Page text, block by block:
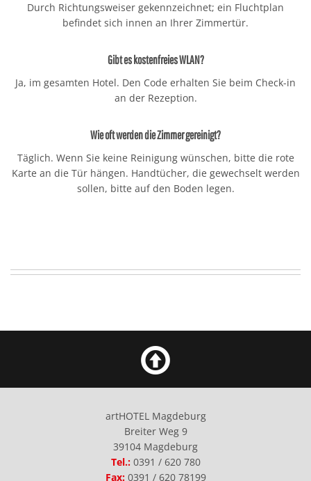
Durch Richtungsweiser gekennzeichnet; ein Fluchtplan
befindet sich innen an Ihrer Zimmertür.
Gibt es kostenfreies WLAN?
Ja, im gesamten Hotel. Den Code erhalten Sie beim Check-in
an der Rezeption.
Wie oft werden die Zimmer gereinigt?
Täglich. Wenn Sie keine Reinigung wünschen, bitte die rote
Karte an die Tür hängen. Handtücher, die gewechselt werden
sollen, bitte auf den Boden legen.
artHOTEL Magdeburg
Breiter Weg 9
39104 Magdeburg
Tel.: 0391 / 620 780
Fax:0391 / 620 78199